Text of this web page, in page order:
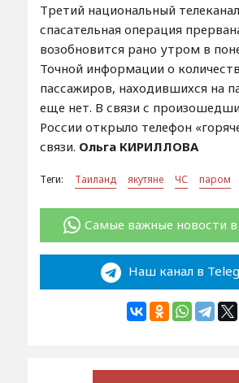
Третий национальный
спасательная операция
возобновится рано утром в
Точной информации о
пассажиров, находившихся на
еще нет. В связи с
России открыло телефон
связи. Ольга КИРИЛЛОВА
Теги: Таиланд якутяне ЧС паром
Самые важные новости
Наш канал в